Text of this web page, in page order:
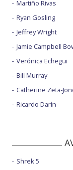
Martiño Rivas
Ryan Gosling
Jeffrey Wright
Jamie Campbell
Verónica Echegui
Bill Murray
Catherine Zeta-
Ricardo Darín
Shrek 5